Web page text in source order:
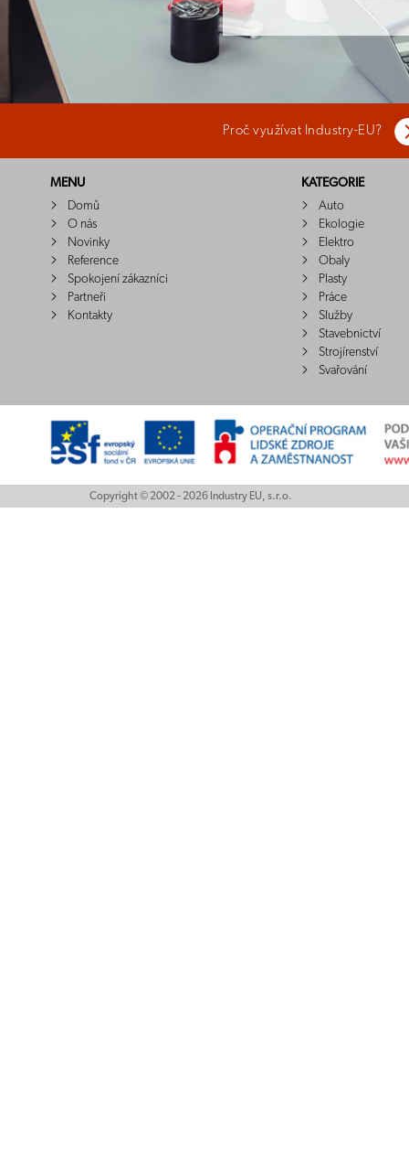
Proč využívat Industry-EU?
MENU
Domů
O nás
Novinky
Reference
Spokojení zákazníci
Partneři
Kontakty
KATEGORIE
Auto
Ekologie
Elektro
Obaly
Plasty
Práce
Služby
Stavebnictví
Strojírenství
Svařování
Copyright © 2002 - 2026 Industry EU, s.r.o.